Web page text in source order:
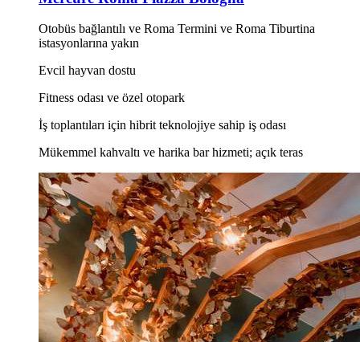
Otobüs bağlantılı ve Roma Termini ve Roma Tiburtina
istasyonlarına yakın
Evcil hayvan dostu
Fitness odası ve özel otopark
İş toplantıları için hibrit teknolojiye sahip iş odası
Mükemmel kahvaltı ve harika bar hizmeti; açık teras